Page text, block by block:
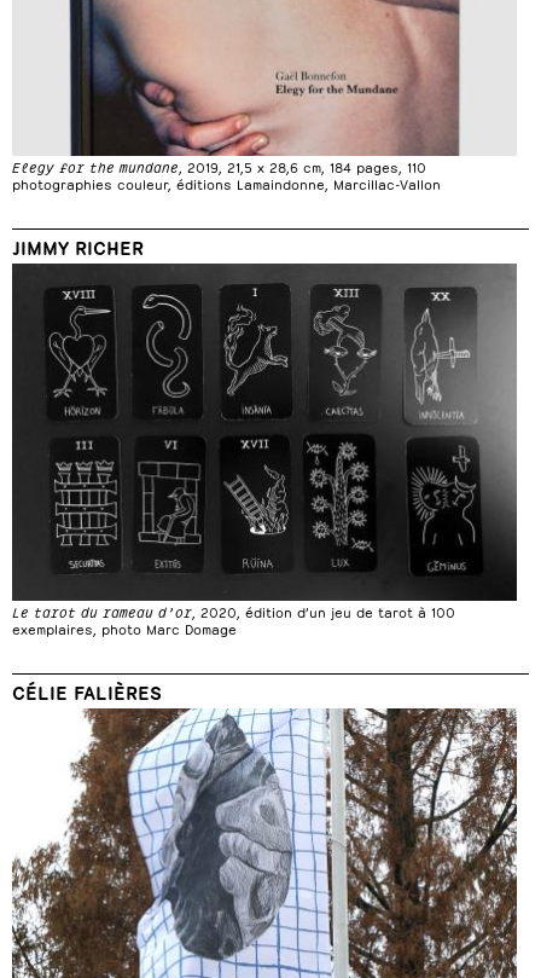
Elegy for the mundane, 2019, 21,5 x 28,6 cm, 184 pages, 110
photographies couleur, éditions Lamaindonne, Marcillac-Vallon
JIMMY RICHER
Le tarot du rameau d’or , 2020, édition d’un jeu de tarot à 100
exemplaires, photo Marc Domage
CÉLIE FALIÈRES